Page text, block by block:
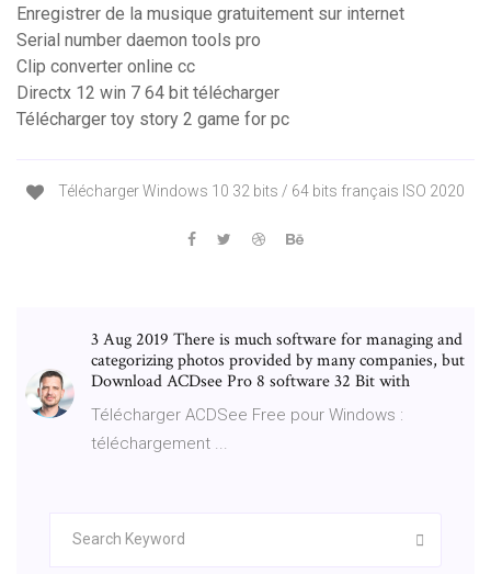
Enregistrer de la musique gratuitement sur internet
Serial number daemon tools pro
Clip converter online cc
Directx 12 win 7 64 bit télécharger
Télécharger toy story 2 game for pc
Télécharger Windows 10 32 bits / 64 bits français ISO 2020
3 Aug 2019 There is much software for managing and
categorizing photos provided by many companies, but
Download ACDsee Pro 8 software 32 Bit with
Télécharger ACDSee Free pour Windows :
téléchargement ...